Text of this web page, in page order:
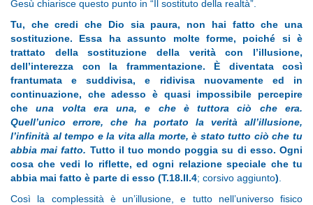
Gesù chiarisce questo punto in “Il sostituto della realtà”.
Tu, che credi che Dio sia paura, non hai fatto che una
sostituzione. Essa ha assunto molte forme, poiché si è
trattato della sostituzione della verità con l’illusione,
dell’interezza con la frammentazione. È diventata così
frantumata e suddivisa, e ridivisa nuovamente ed in
continuazione, che adesso è quasi impossibile percepire
cheuna volta era una, e che è tuttora ciò che era.
Quell’unico errore, che ha portato la verità all’illusione,
l’infinità al tempo e la vita alla morte, è stato tutto ciò che tu
abbia mai fatto. Tutto il tuo mondo poggia su di esso. Ogni
cosa che vedi lo riflette, ed ogni relazione speciale che tu
abbia mai fatto è parte di esso (T.18.II.4; corsivo aggiunto)
Così la complessità è un’illusione, e tutto nell’universo fisico